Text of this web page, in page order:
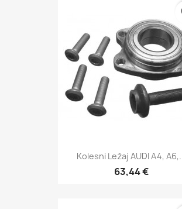
Kolesni Ležaj AUDI A4,
63,44 €